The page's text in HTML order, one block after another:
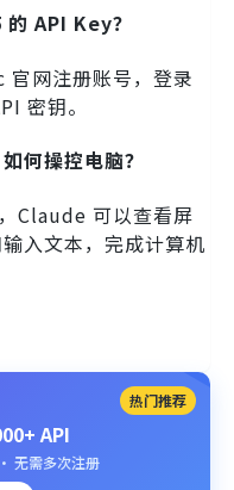
API Key？
网注册账号，登录
密钥。
何操控电脑？
Claude 可以查看屏
入文本，完成计算机
热门推荐
API
无需多次注册